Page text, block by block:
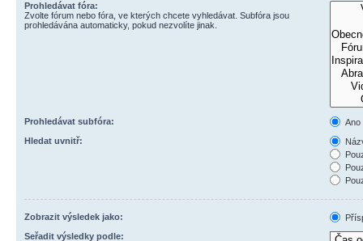
Prohledávat fóra:
Zvolte fórum nebo fóra, ve kterých chcete vyhledávat. Subfóra jsou
prohledávána automaticky, pokud nezvolíte jinak.
Prohledávat subfóra:
Ano
Hledat uvnitř:
Zobrazit výsledek jako:
Seřadit výsledky podle: